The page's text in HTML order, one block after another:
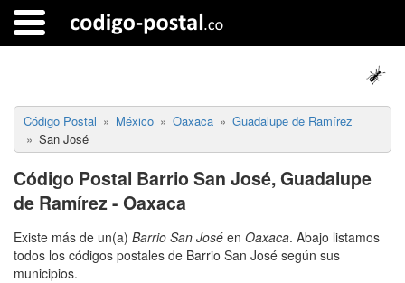
Código Postal México Oaxaca
Guadalupe de Ramírez
San José
Código Postal Barrio San José, Guadalupe
de Ramírez - Oaxaca
Existe más de un(a) Barrio San José en Oaxaca. Abajo listamos
todos los códigos postales de Barrio San José según sus
municipios.